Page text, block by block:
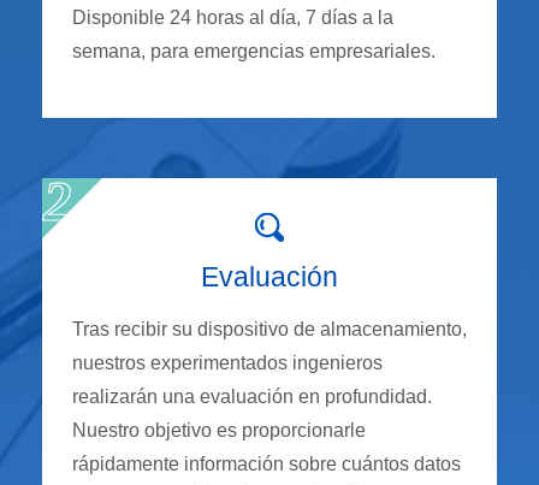
Disponible 24 horas al día, 7 días a la
semana, para emergencias empresariales.
Evaluación
Tras recibir su dispositivo de almacenamiento,
nuestros experimentados ingenieros
realizarán una evaluación en profundidad.
Nuestro objetivo es proporcionarle
rápidamente información sobre cuántos datos